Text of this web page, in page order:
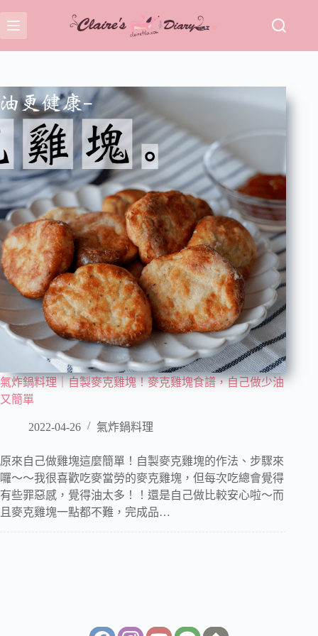
至
主
容
氣炸鍋料理｜自製麥克雞塊！麥克雞塊食譜，自己做少油
又簡單
2022-04-26 氣炸鍋料理
原來自己做雞塊這麼簡單！自製麥克雞塊的作法、步驟來
囉～～我很喜歡吃麥當勞的麥克雞塊，但每次吃總會覺得
有些罪惡感，覺得油太多！！還是自己做比較安心啦～而
且麥克雞塊一點都不難，完成品…